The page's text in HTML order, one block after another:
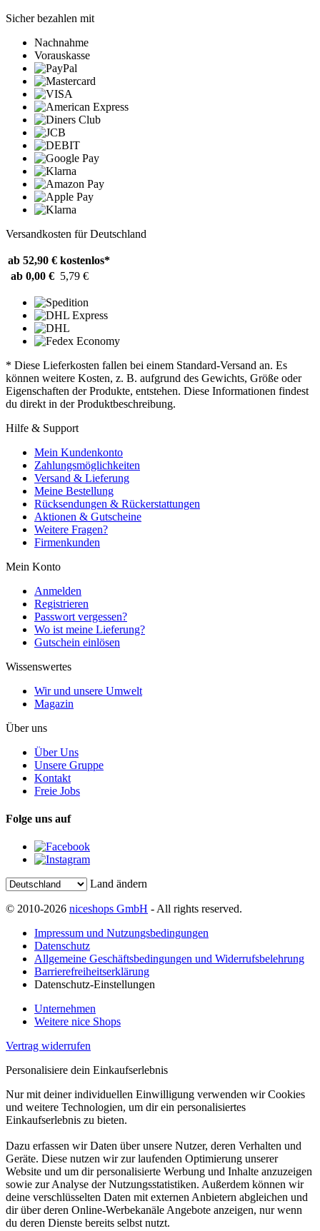
Sicher bezahlen mit
Nachnahme
Vorauskasse
Versandkosten für Deutschland
ab 52,90 € kostenlos*
ab 0,00 € 5,79 €
* Diese Lieferkosten fallen bei einem Standard-Versand an. Es
können weitere Kosten, z. B. aufgrund des Gewichts, Größe oder
Eigenschaften der Produkte, entstehen. Diese Informationen findest
du direkt in der Produktbeschreibung.
Hilfe & Support
Mein Kundenkonto
Zahlungsmöglichkeiten
Versand & Lieferung
Meine Bestellung
Rücksendungen & Rückerstattungen
Aktionen & Gutscheine
Weitere Fragen?
Firmenkunden
Mein Konto
Anmelden
Registrieren
Passwort vergessen?
Wo ist meine Lieferung?
Gutschein einlösen
Wissenswertes
Wir und unsere Umwelt
Magazin
Über uns
Über Uns
Unsere Gruppe
Kontakt
Freie Jobs
Folge uns auf
Land ändern
© 2010-2026 niceshops GmbH - All rights reserved.
Impressum und Nutzungsbedingungen
Datenschutz
Allgemeine Geschäftsbedingungen und Widerrufsbelehrung
Barrierefreiheitserklärung
Datenschutz-Einstellungen
Unternehmen
Weitere nice Shops
Vertrag widerrufen
Personalisiere dein Einkaufserlebnis
Nur mit deiner individuellen Einwilligung verwenden wir Cookies
und weitere Technologien, um dir ein personalisiertes
Einkaufserlebnis zu bieten.
Dazu erfassen wir Daten über unsere Nutzer, deren Verhalten und
Geräte. Diese nutzen wir zur laufenden Optimierung unserer
Website und um dir personalisierte Werbung und Inhalte anzuzeigen
sowie zur Analyse der Nutzungsstatistiken. Außerdem können wir
deine verschlüsselten Daten mit externen Anbietern abgleichen und
dir über deren Online-Werbekanäle Angebote anzeigen, nur wenn
du deren Dienste bereits selbst nutzt.